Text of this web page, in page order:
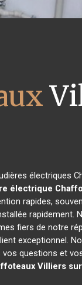
électriques
électrique
rapides,
fiers de notre
exceptionnel.
questions et
Villiers